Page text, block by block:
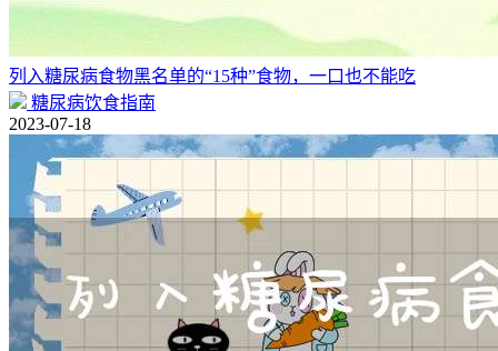
列入糖尿病食物黑名单的“15种”食物，一口也不能吃
糖尿病饮食指南
2023-07-18